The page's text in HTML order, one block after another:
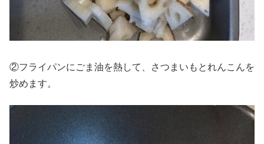
②フライパンにごま油を熱して、さつまいもとれんこんを
炒めます。